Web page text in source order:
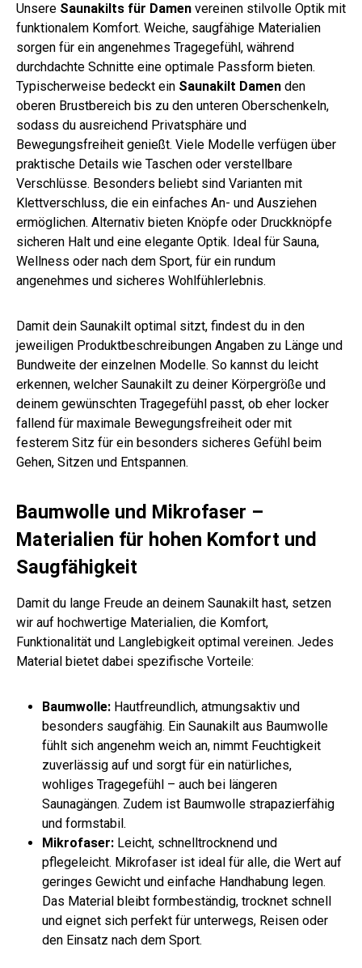
Unsere Saunakilts für Damen vereinen stilvolle Optik mit
funktionalem Komfort. Weiche, saugfähige Materialien
sorgen für ein angenehmes Tragegefühl, während
durchdachte Schnitte eine optimale Passform bieten.
Typischerweise bedeckt ein Saunakilt Damen den
oberen Brustbereich bis zu den unteren Oberschenkeln,
sodass du ausreichend Privatsphäre und
Bewegungsfreiheit genießt. Viele Modelle verfügen über
praktische Details wie Taschen oder verstellbare
Verschlüsse. Besonders beliebt sind Varianten mit
Klettverschluss, die ein einfaches An- und Ausziehen
ermöglichen. Alternativ bieten Knöpfe oder Druckknöpfe
sicheren Halt und eine elegante Optik. Ideal für Sauna,
Wellness oder nach dem Sport, für ein rundum
angenehmes und sicheres Wohlfühlerlebnis.
Damit dein Saunakilt optimal sitzt, findest du in den
jeweiligen Produktbeschreibungen Angaben zu Länge und
Bundweite der einzelnen Modelle. So kannst du leicht
erkennen, welcher Saunakilt zu deiner Körpergröße und
deinem gewünschten Tragegefühl passt, ob eher locker
fallend für maximale Bewegungsfreiheit oder mit
festerem Sitz für ein besonders sicheres Gefühl beim
Gehen, Sitzen und Entspannen.
Baumwolle und Mikrofaser –
Materialien für hohen Komfort und
Saugfähigkeit
Damit du lange Freude an deinem Saunakilt hast, setzen
wir auf hochwertige Materialien, die Komfort,
Funktionalität und Langlebigkeit optimal vereinen. Jedes
Material bietet dabei spezifische Vorteile:
Baumwolle: Hautfreundlich, atmungsaktiv und
besonders saugfähig. Ein Saunakilt aus Baumwolle
fühlt sich angenehm weich an, nimmt Feuchtigkeit
zuverlässig auf und sorgt für ein natürliches,
wohliges Tragegefühl – auch bei längeren
Saunagängen. Zudem ist Baumwolle strapazierfähig
und formstabil.
Mikrofaser: Leicht, schnelltrocknend und
pflegeleicht. Mikrofaser ist ideal für alle, die Wert auf
geringes Gewicht und einfache Handhabung legen.
Das Material bleibt formbeständig, trocknet schnell
und eignet sich perfekt für unterwegs, Reisen oder
den Einsatz nach dem Sport.